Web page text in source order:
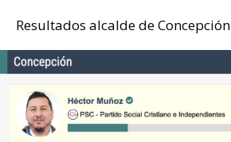
Resultados alcalde de Concepción